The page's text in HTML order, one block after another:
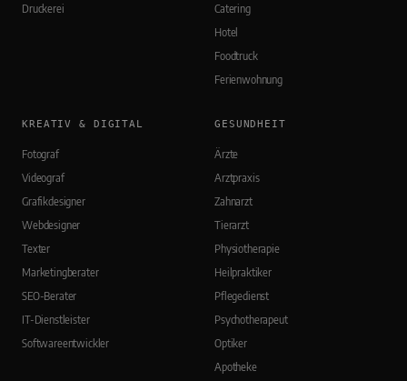
Druckerei
Catering
Hotel
Foodtruck
Ferienwohnung
KREATIV & DIGITAL
Fotograf
Videograf
Grafikdesigner
Webdesigner
Texter
Marketingberater
SEO-Berater
IT-Dienstleister
Softwareentwickler
GESUNDHEIT
Ärzte
Arztpraxis
Zahnarzt
Tierarzt
Physiotherapie
Heilpraktiker
Pflegedienst
Psychotherapeut
Optiker
Apotheke